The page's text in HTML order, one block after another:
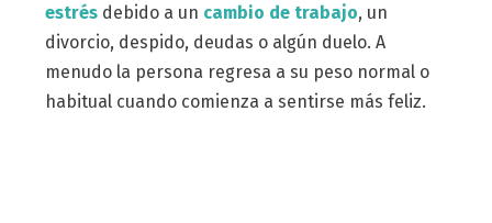
estrés debido a un cambio de trabajo, un
divorcio, despido, deudas o algún duelo. A
menudo la persona regresa a su peso normal o
habitual cuando comienza a sentirse más feliz.